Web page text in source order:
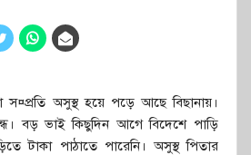
স¤প্রতি অসুস্থ হয়ে পড়ে আছে বিছানায়।
বড় ভাই কিছুদিন আগে বিদেশে পাড়ি
টাকা পাঠাতে পারেনি। অসুস্থ পিতার